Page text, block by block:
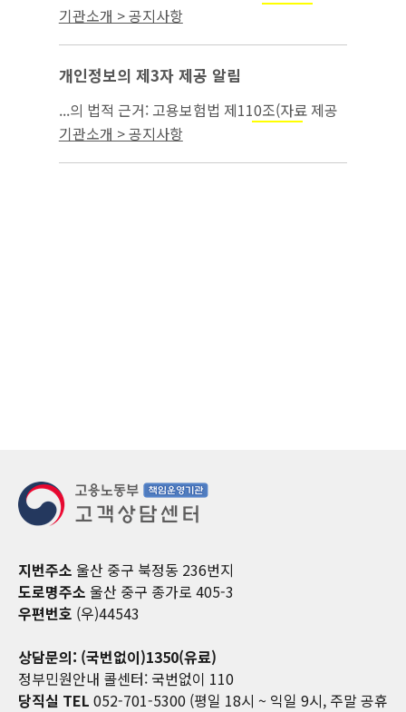
공의 요청) 3. 제3자 제공의 목적:
기관소개 > 공지사항
개인정보의 제3자 제공 알림
...의 법적 근거: 고용보험법 제110조(자료 제공
의 요청) 3. 제3자 제공의 목적:
기관소개 > 공지사항
지번주소 울산 중구 북정동 236번지
도로명주소 울산 중구 종가로 405-3
우편번호 (우)44543
상담문의: (국번없이)1350(유료)
정부민원안내 콜센터: 국번없이 110
당직실 TEL 052-701-5300 (평일 18시 ~ 익일 9시, 주말 공휴